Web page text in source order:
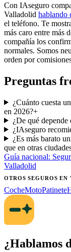
Con IAseguro
Valladolid hablando
el teléfono. Te
más caro entre más
compañía los
normales. Somos
orden por
Preguntas
¿Cuánto cuesta
en 2026?+
¿De qué
¿IAseguro
¿Es más barato
que en otras
Guía nacional:
Valladolid
OTROS SEGUROSEN
CocheMotoPatinete
¿Hablamos